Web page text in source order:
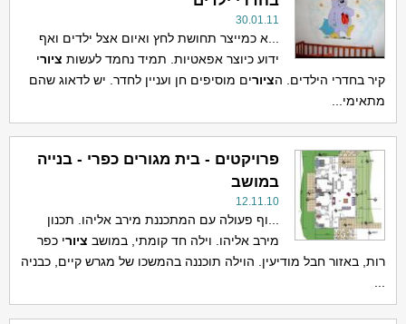
30.01.11
...א כמייצר תחושת לחץ ואיום אצל ילדים ואף
ידוע כיוצר אפאטיות. תמיד נחמד לעשות ציורי
קיר בחדרי הילדים. הציורים מוסיפים חן ועניין לחדר. יש לדאוג שהם
מתאימי...
פרויקטים - בית מגורים כפרי - בנייה
במושב
12.11.10
...וף פעולה עם המתכננת מירב אליהו. תכנון
מירב אליהו. וילה חד קומתי, במושב ציורי כפר
רות, באזור חבל מודיעין. הוילה תוכננה בהמשכו של מגרש קיים, כבניה